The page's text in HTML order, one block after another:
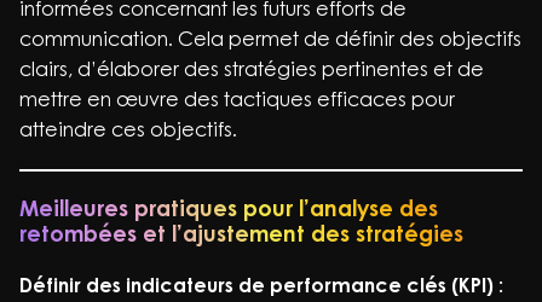
informées concernant les futurs efforts de
communication. Cela permet de définir des objectifs
clairs, d’élaborer des stratégies pertinentes et de
mettre en œuvre des tactiques efficaces pour
atteindre ces objectifs.
Meilleures pratiques pour l’analyse des
retombées et l’ajustement des stratégies
Définir des indicateurs de performance clés (KPI) :